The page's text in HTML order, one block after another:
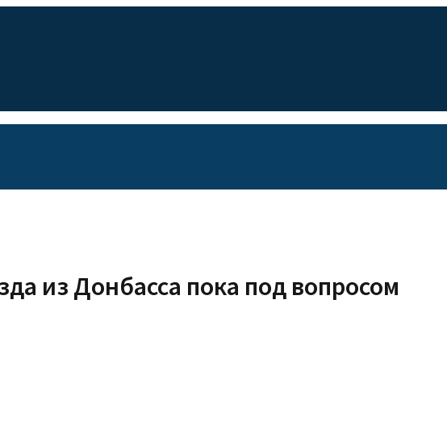
из Донбасса пока под вопросом